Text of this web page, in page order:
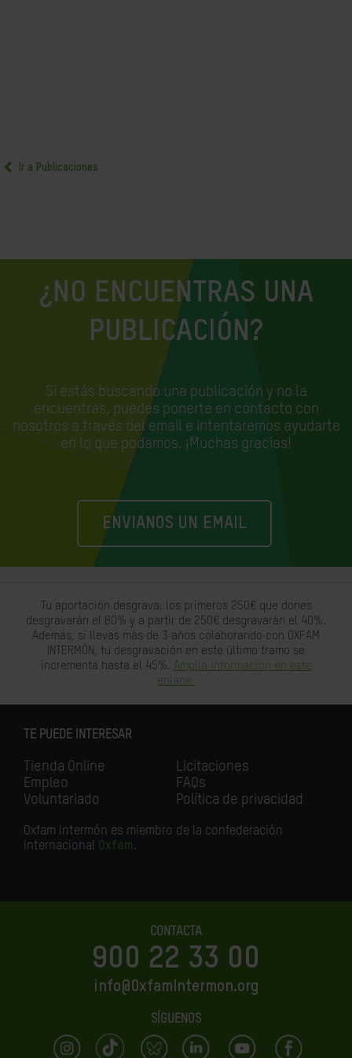
Ir a Publicaciones
¿NO ENCUENTRAS UNA
PUBLICACIÓN?
Si estás buscando una publicación y no la
encuentras, puedes ponerte en contacto con
nosotros a través del email e intentaremos ayudarte
en lo que podamos. ¡Muchas gracias!
ENVIANOS UN EMAIL
Tu aportación desgrava: los primeros 250€ que dones
desgravarán el 80% y a partir de 250€ desgravarán el 40%.
Además, si llevas más de 3 años colaborando con OXFAM
INTERMÓN, tu desgravación en este último tramo se
incrementa hasta el 45%. Amplia información en este
enlace.
TE PUEDE INTERESAR
Tienda Online
Empleo
Voluntariado
Licitaciones
FAQs
Política de privacidad
Oxfam Intermón es miembro de la confederación
internacional Oxfam.
CONTACTA
900 22 33 00
info@OxfamIntermon.org
SÍGUENOS